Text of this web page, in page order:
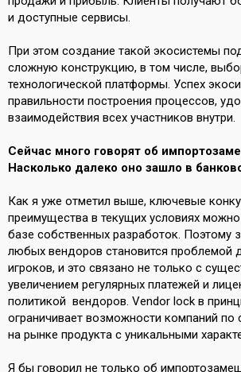
и доступные сервисы.
При этом создание такой экосистемы
сложную конструкцию, в том числе,
технологической платформы. Успех
правильности построения процессов,
взаимодействия всех участников внутри.
Сейчас много говорят об
Насколько далеко оно зашло в
Как я уже отметил выше, ключевые
преимущества в текущих условиях
базе собственных разработок. Поэтому
любых вендоров становится проблемой
игроков, и это связано не только с
увеличением регулярных платежей и
политикой вендоров. Vendor lock в
ограничивает возможности компаний по
на рынке продукта с уникальными
Я бы говорил не только об